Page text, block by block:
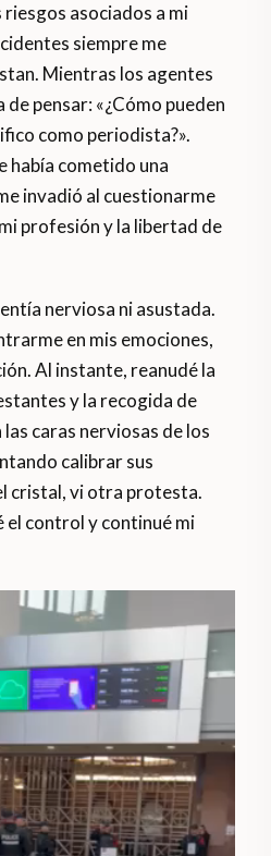
asociados a mi
siempre me
Mientras los agentes
pensar: «¿Cómo pueden
como periodista?».
había cometido una
invadió al cuestionarme
profesión y la libertad de
nerviosa ni asustada.
en mis emociones,
Al instante, reanudé la
y la recogida de
caras nerviosas de los
calibrar sus
cristal, vi otra protesta.
el control y continué mi